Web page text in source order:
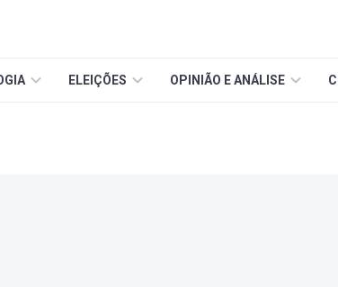
ELEIÇÕES OPINIÃO E ANÁLISE